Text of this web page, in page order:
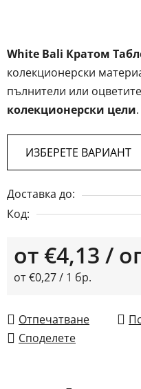
White Bali Кратом
колекционерски
пълнители или
колекционерски цели.
ИЗБЕРЕТЕ ВАРИАНТ
Доставка до:
Код:
от €4,13 /
Измерване на цената:
от €0,27 / 1 бр.
Отпечатване
Споделете